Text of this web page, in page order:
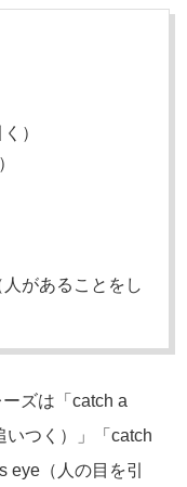
）
人があることをし
ズは「catch a
いつく）」「catch
eye（人の目を引